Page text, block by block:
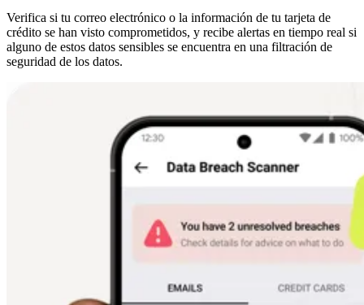
Verifica si tu correo electrónico o la información de tu tarjeta de
crédito se han visto comprometidos, y recibe alertas en tiempo real si
alguno de estos datos sensibles se encuentra en una filtración de
seguridad de los datos.